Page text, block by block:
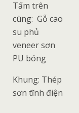
Tấm trên
cùng: Gỗ cao
su phủ
veneer sơn
PU bóng
Khung: Thép
sơn tĩnh điện